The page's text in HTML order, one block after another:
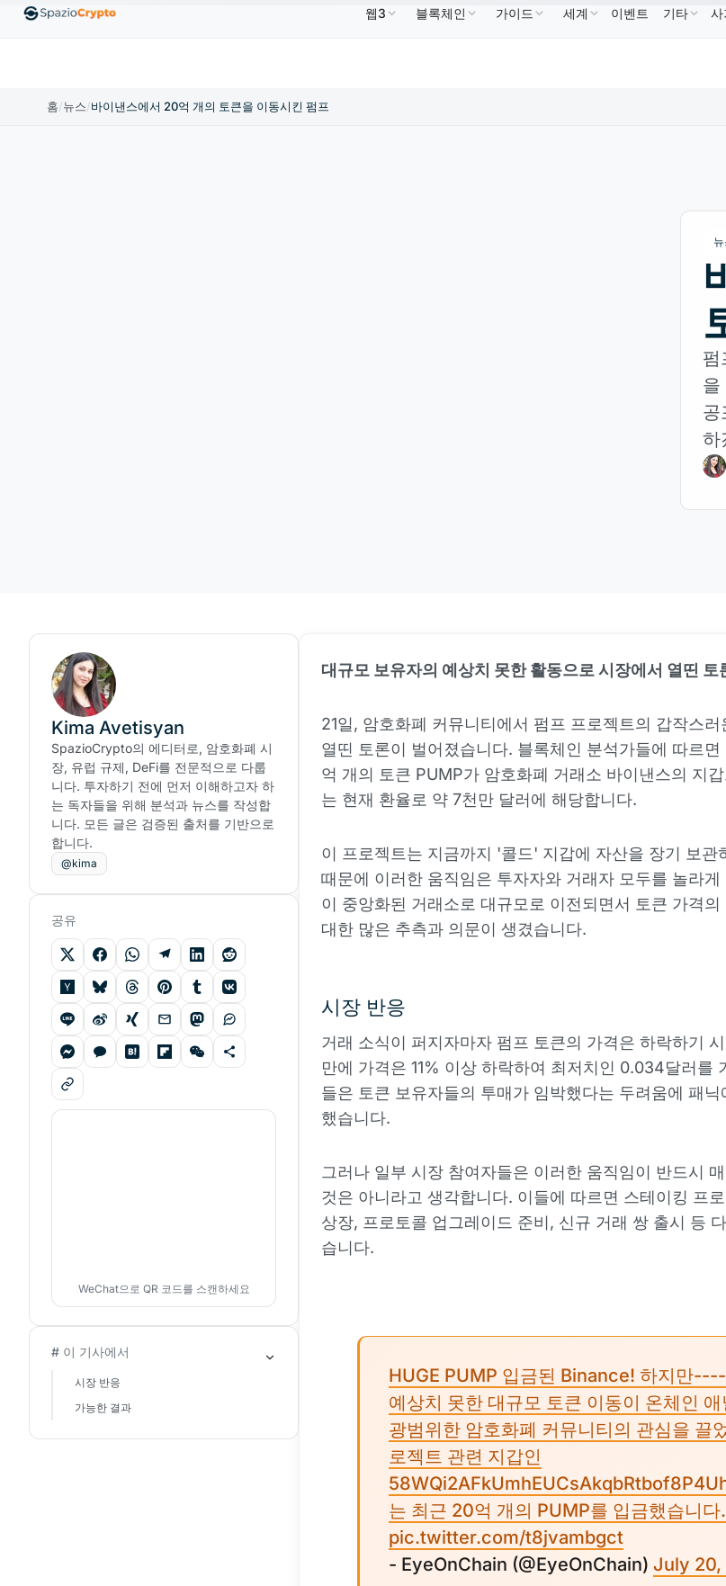
↑1.10% EthereumETH ↑0.00% BNBBNBUS$586.64↑2.10% USDCUSDC US$0.9995 ↑0.00%
웹3 블록체인 가이드 세계 이벤트 기타 사
홈/뉴스/바이낸스에서 20억 개의 토큰을 이동시킨 펌프
펌
을
공
하
대규모 보유자의 예상치 못한 활동으로 시장에서 열띤 토
21일, 암호화폐 커뮤니티에서 펌프 프로젝트의 갑작스
열띤 토론이 벌어졌습니다. 블록체인 분석가들에 따르
억 개의 토큰 PUMP가 암호화폐 거래소 바이낸스의 지
는 현재 환율로 약 7천만 달러에 해당합니다.
이 프로젝트는 지금까지 '콜드' 지갑에 자산을 장기 보관
때문에 이러한 움직임은 투자자와 거래자 모두를 놀라게
이 중앙화된 거래소로 대규모로 이전되면서 토큰 가격의
대한 많은 추측과 의문이 생겼습니다.
시장 반응
거래 소식이 퍼지자마자 펌프 토큰의 가격은 하락하기
만에 가격은 11% 이상 하락하여 최저치인 0.034달러를
들은 토큰 보유자들의 투매가 임박했다는 두려움에 패
했습니다.
그러나 일부 시장 참여자들은 이러한 움직임이 반드시
것은 아니라고 생각합니다. 이들에 따르면 스테이킹 프
상장, 프로토콜 업그레이드 준비, 신규 거래 쌍 출시 등
습니다.
HUGE PUMP 입금된 Binance! 하지만
예상치 못한 대규모 토큰 이동이 온체인
광범위한 암호화폐 커뮤니티의 관심을 끌
로젝트 관련 지갑인
는 최근 20억 개의 PUMP를 입금했습니다.
pic.twitter.com/t8jvambgct
- EyeOnChain (@EyeOnChain) July 20,
Kima Avetisyan
SpazioCrypto의 에디터로, 암호화폐 시
장, 유럽 규제, DeFi를 전문적으로 다룹
니다. 투자하기 전에 먼저 이해하고자 하
는 독자들을 위해 분석과 뉴스를 작성합
니다. 모든 글은 검증된 출처를 기반으로
합니다.
@kima
공유
WeChat으로 QR 코드를 스캔하세요
# 이 기사에서
시장 반응
가능한 결과